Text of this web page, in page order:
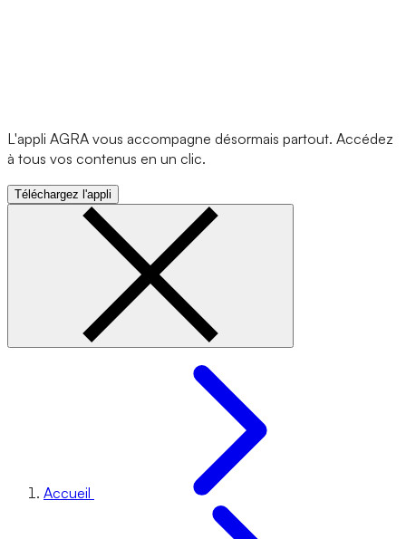
L'appli AGRA vous accompagne désormais partout. Accédez
à tous vos contenus en un clic.
Téléchargez l'appli
Accueil